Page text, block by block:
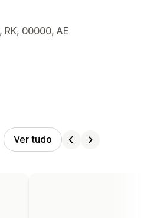
RK, 00000, AE
Ver tudo